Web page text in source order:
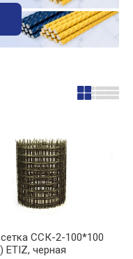
ССК-2-100*100
ETIZ, черная